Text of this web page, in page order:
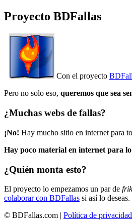
Proyecto BDFallas
Con el proyecto
Pero no solo eso, queremos que sea
¿Muchas webs de fallas?
¡No! Hay mucho sitio en internet para
Hay poco material en internet para lo
¿Quién monta esto?
El proyecto lo empezamos un par de
colaborar con BDFallas si así lo deseas.
© BDFallas.com | Política de privacidad